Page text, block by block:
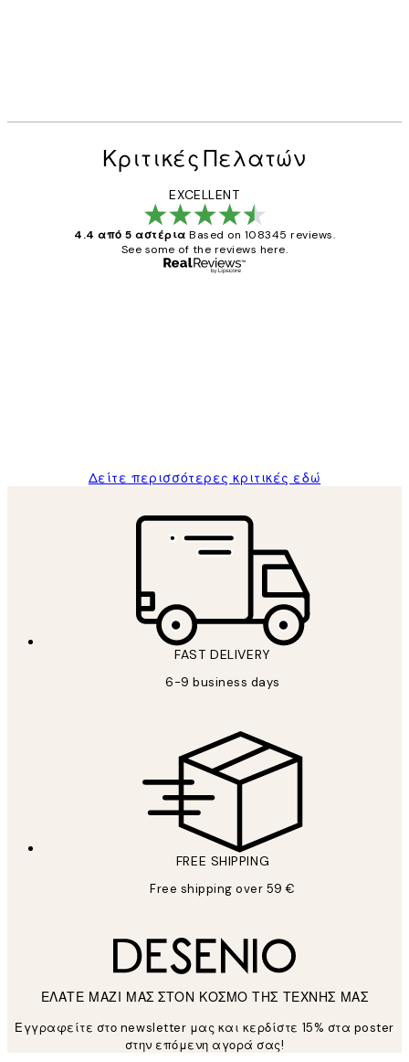
Κριτικές Πελατών
EXCELLENT
4.4 από 5 αστέρια Based on 108345 reviews.
See some of the reviews here.
Δείτε περισσότερες κριτικές εδώ
FAST DELIVERY
6-9 business days
FREE SHIPPING
Free shipping over 59 €
ΕΛΑΤΕ ΜΑΖΙ ΜΑΣ ΣΤΟΝ ΚΟΣΜΟ ΤΗΣ ΤΕΧΝΗΣ ΜΑΣ
Εγγραφείτε στο newsletter μας και κερδίστε 15% στα poster
στην επόμενη αγορά σας!